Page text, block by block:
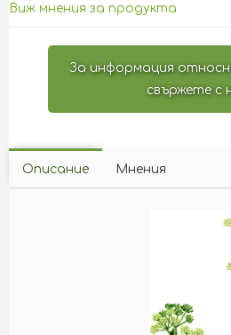
Виж мнения за продукта
За информация
свържете с
Описание Мнения